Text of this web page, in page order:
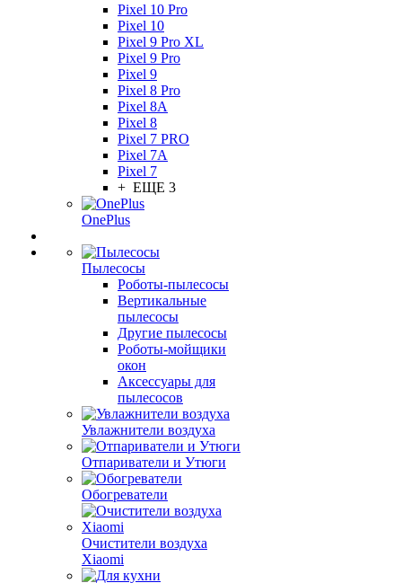
Pixel 10 Pro
Pixel 10
Pixel 9 Pro XL
Pixel 9 Pro
Pixel 9
Pixel 8 Pro
Pixel 8A
Pixel 8
Pixel 7 PRO
Pixel 7A
Pixel 7
+ ЕЩЕ 3
OnePlus
Пылесосы
Роботы-пылесосы
Вертикальные
пылесосы
Другие пылесосы
Роботы-мойщики
окон
Аксессуары для
пылесосов
Увлажнители воздуха
Отпариватели и Утюги
Обогреватели
Очистители воздуха
Xiaomi